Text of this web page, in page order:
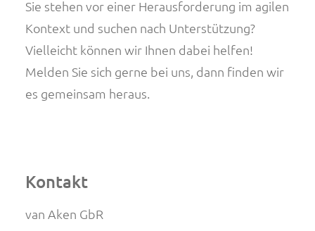
Sie stehen vor einer Herausforderung im agilen
Kontext und suchen nach Unterstützung?
Vielleicht können wir Ihnen dabei helfen!
Melden Sie sich gerne bei uns, dann finden wir
es gemeinsam heraus.
Kontakt
van Aken GbR